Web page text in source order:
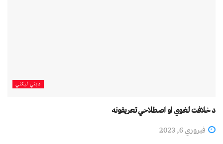
دیني لیکني
د خلافت لغوي او اصطلاحي تعريفونه
فبروري 6, 2023